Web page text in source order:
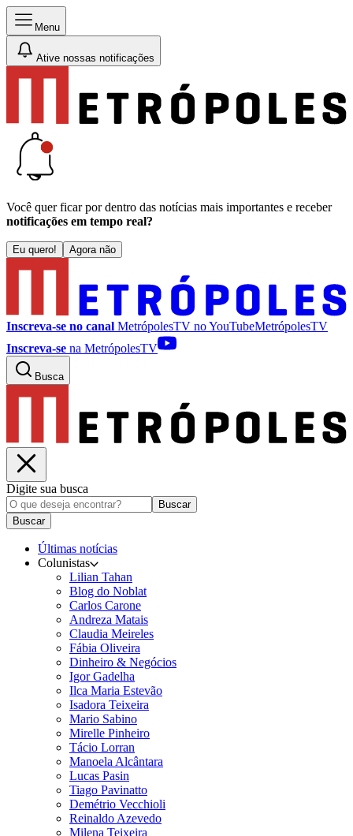
Menu
Ative nossas notificações
Você quer ficar por dentro das notícias mais importantes e receber
notificações em tempo real?
Eu quero! Agora não
Inscreva-se no canal MetrópolesTV noYouTubeMetrópolesTV
Inscreva-se na MetrópolesTV
Busca
Digite sua busca
Buscar
Buscar
Últimas notícias
Colunistas
Lilian Tahan
Blog do Noblat
Carlos Carone
Andreza Matais
Claudia Meireles
Fábia Oliveira
Dinheiro & Negócios
Igor Gadelha
Ilca Maria Estevão
Isadora Teixeira
Mario Sabino
Mirelle Pinheiro
Tácio Lorran
Manoela Alcântara
Lucas Pasin
Tiago Pavinatto
Demétrio Vecchioli
Reinaldo Azevedo
Milena Teixeira